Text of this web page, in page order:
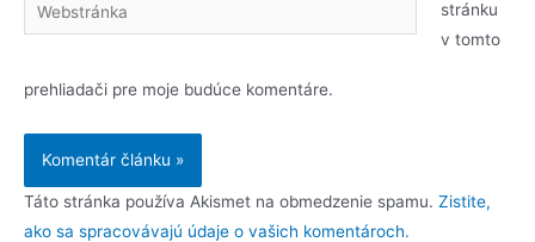
stránku
v tomto
prehliadači pre moje budúce komentáre.
Táto stránka používa Akismet na obmedzenie spamu. Zistite,
ako sa spracovávajú údaje o vašich komentároch.